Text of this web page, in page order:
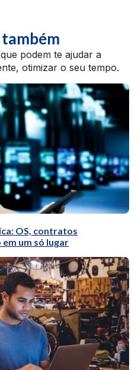
podem te ajudar a
otimizar o seu tempo.
OS, contratos
um só lugar